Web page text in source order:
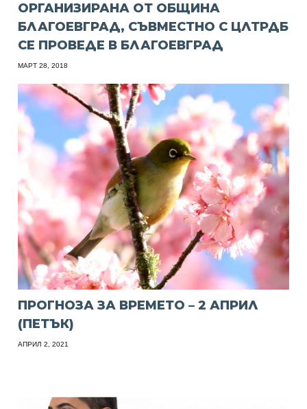
ОРГАНИЗИРАНА ОТ ОБЩИНА
БЛАГОЕВГРАД, СЪВМЕСТНО С ЦЛТРДБ
СЕ ПРОВЕДЕ В БЛАГОЕВГРАД
МАРТ 28, 2018
ПРОГНОЗА ЗА ВРЕМЕТО – 2 АПРИЛ
(ПЕТЪК)
АПРИЛ 2, 2021